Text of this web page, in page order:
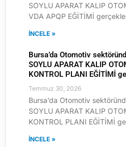
SOYLU APARAT KALIP
VDA APQP EĞİTİMİ
İNCELE »
Bursa’da Otomotiv
SOYLU APARAT KALIP
KONTROL PLANI EĞİTİMİ
Temmuz 30, 2026
Bursa’da Otomotiv
SOYLU APARAT KALIP
KONTROL PLANI EĞİTİMİ
İNCELE »